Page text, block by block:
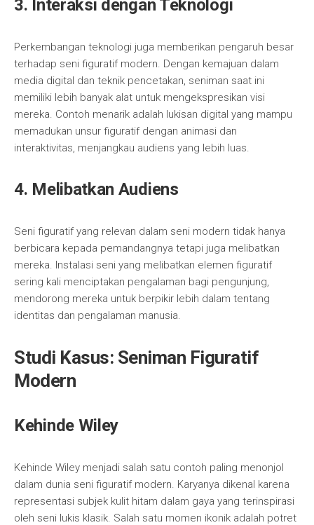
3. Interaksi dengan Teknologi
Perkembangan teknologi juga memberikan pengaruh besar
terhadap seni figuratif modern. Dengan kemajuan dalam
media digital dan teknik pencetakan, seniman saat ini
memiliki lebih banyak alat untuk mengekspresikan visi
mereka. Contoh menarik adalah lukisan digital yang mampu
memadukan unsur figuratif dengan animasi dan
interaktivitas, menjangkau audiens yang lebih luas.
4. Melibatkan Audiens
Seni figuratif yang relevan dalam seni modern tidak hanya
berbicara kepada pemandangnya tetapi juga melibatkan
mereka. Instalasi seni yang melibatkan elemen figuratif
sering kali menciptakan pengalaman bagi pengunjung,
mendorong mereka untuk berpikir lebih dalam tentang
identitas dan pengalaman manusia.
Studi Kasus: Seniman Figuratif
Modern
Kehinde Wiley
Kehinde Wiley menjadi salah satu contoh paling menonjol
dalam dunia seni figuratif modern. Karyanya dikenal karena
representasi subjek kulit hitam dalam gaya yang terinspirasi
oleh seni lukis klasik. Salah satu momen ikonik adalah potret